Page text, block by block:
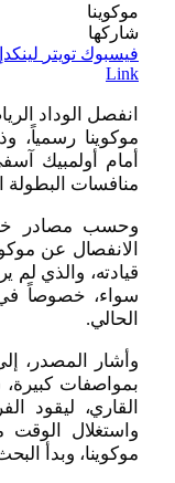
موكوينا
شاركها
فيسبوك تويتر
Link
انفصل الوداد
موكوينا رسمياً،
منافسات البطولة
وحسب مصادر
الانفصال عن
قيادته، والذي لم
سواء، خصوصاً في
الحالي.
وأشار المصدر،
بمواصفات
القاري، ليقود
واستغلال
موكوينا، وبدأ